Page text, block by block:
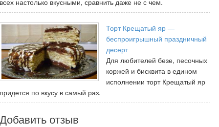
Торт Крещатый яр —
беспроигрышный праздничный
десерт
Для любителей безе, песочных
коржей и бисквита в едином
исполнении торт Крещатый яр
придется по вкусу в самый раз.
Добавить отзыв